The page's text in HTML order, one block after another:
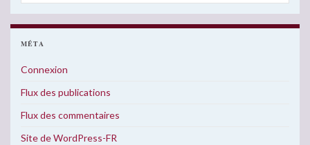
MÉTA
Connexion
Flux des publications
Flux des commentaires
Site de WordPress-FR